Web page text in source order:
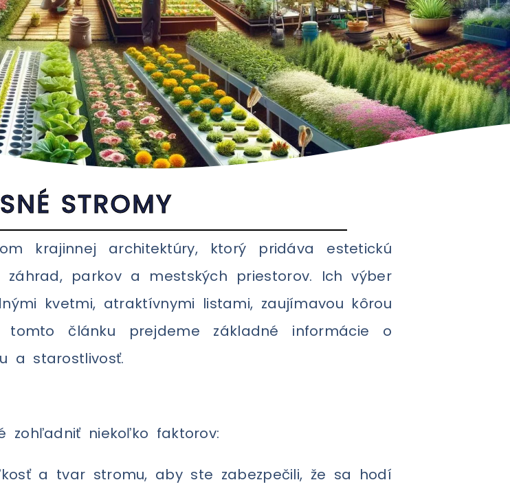
STROMY
krajinnej architektúry, ktorý pridáva estetickú
parkov a mestských priestorov. Ich výber
kvetmi, atraktívnymi listami, zaujímavou kôrou
článku prejdeme základné informácie o
a starostlivosť.
zohľadniť niekoľko faktorov:
a tvar stromu, aby ste zabezpečili, že sa hodí